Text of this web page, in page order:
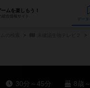
ムを楽しもう！
総合情報サイト
30分～45分 8歳～